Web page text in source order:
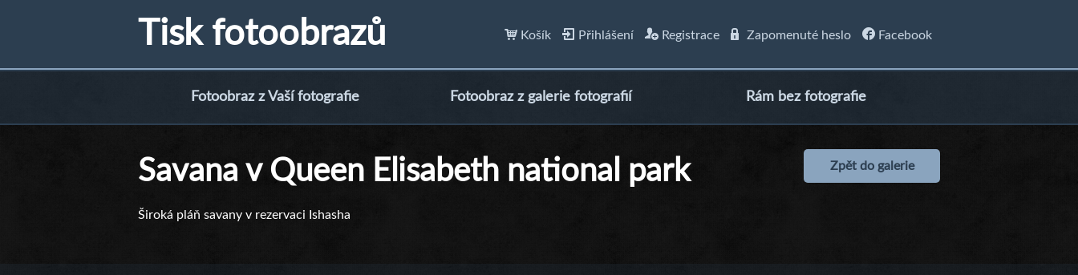
Tisk fotoobrazů Košík Přihlášení Registrace Zapomenuté heslo Facebook
Fotoobraz z Vaší fotografie Fotoobraz z galerie fotografií Rám bez fotografie
Savana v Queen Elisabeth national park
Široká pláň savany v rezervaci Ishasha
Zpět do galerie